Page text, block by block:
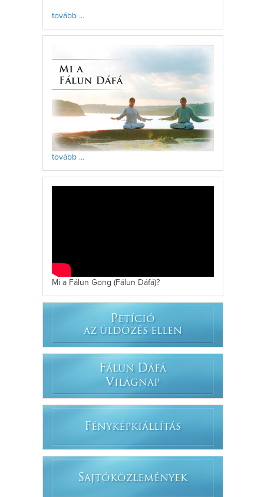
tovább ...
tovább ...
Mi a Fálun Gong (Fálun Dáfá)?
PETÍCIÓ
AZ ÜLDÖZÉS ELLEN
FÁLUN DÁFÁ
VILÁGNAP
FÉNYKÉPKIÁLLÍTÁS
SAJTÓKÖZLEMÉNYEK